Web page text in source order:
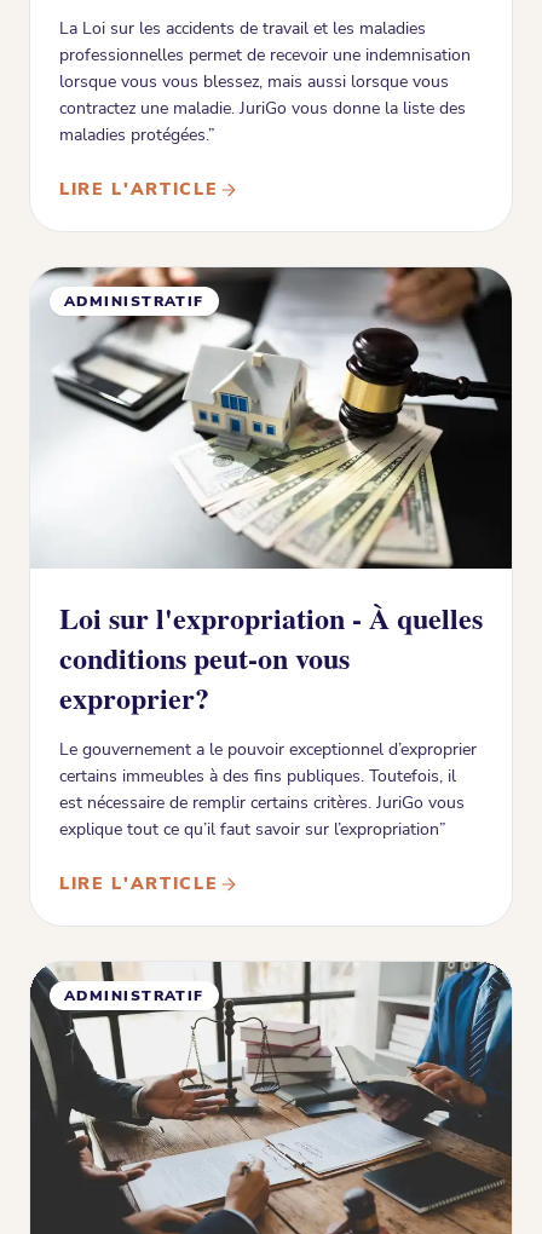
La Loi sur les accidents de travail et les maladies
professionnelles permet de recevoir une indemnisation
lorsque vous vous blessez, mais aussi lorsque vous
contractez une maladie. JuriGo vous donne la liste des
maladies protégées.”
LIRE L'ARTICLE
ADMINISTRATIF
Loi sur l'expropriation - À quelles
conditions peut-on vous
exproprier?
Le gouvernement a le pouvoir exceptionnel d’exproprier
certains immeubles à des fins publiques. Toutefois, il
est nécessaire de remplir certains critères. JuriGo vous
explique tout ce qu’il faut savoir sur l’expropriation”
LIRE L'ARTICLE
ADMINISTRATIF